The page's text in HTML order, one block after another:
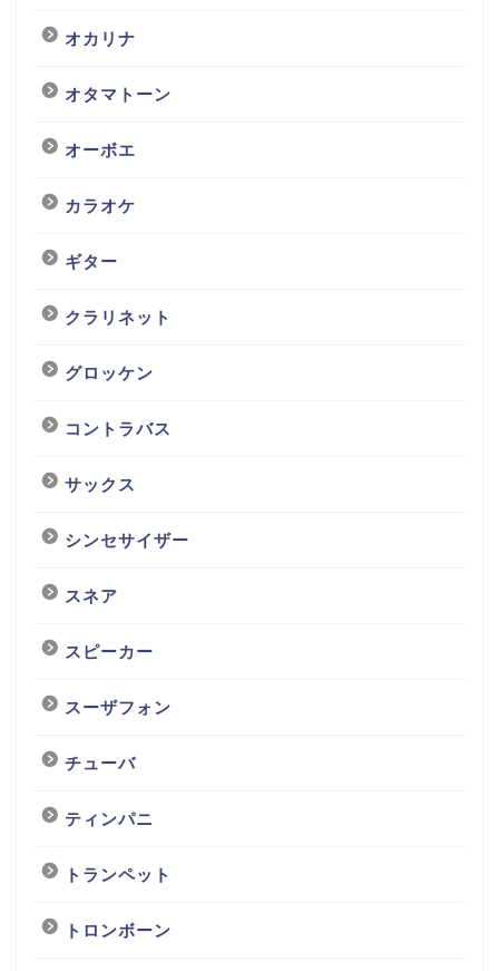
オカリナ
オタマトーン
オーボエ
カラオケ
ギター
クラリネット
グロッケン
コントラバス
サックス
シンセサイザー
スネア
スピーカー
スーザフォン
チューバ
ティンパニ
トランペット
トロンボーン